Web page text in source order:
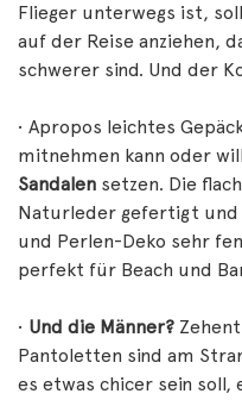
Flieger unterwegs ist,
auf der Reise anziehen,
schwerer sind. Und der
• Apropos leichtes
mitnehmen kann oder
Sandalen setzen. Die
Naturleder gefertigt und
und Perlen-Deko sehr
perfekt für Beach und
• Und die Männer?
Pantoletten sind am
es etwas chicer sein soll,